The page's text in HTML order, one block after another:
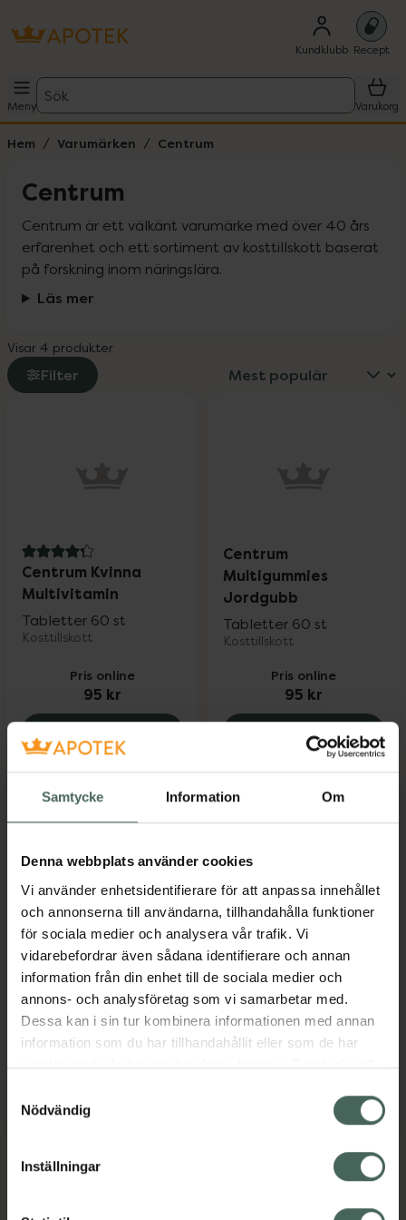
Samtycke Information Om
Denna webbplats använder cookies
Vi använder enhetsidentifierare för att anpassa innehållet
och annonserna till användarna, tillhandahålla funktioner
för sociala medier och analysera vår trafik. Vi
vidarebefordrar även sådana identifierare och annan
information från din enhet till de sociala medier och
annons- och analysföretag som vi samarbetar med.
Dessa kan i sin tur kombinera informationen med annan
information som du har tillhandahållit eller som de har
samlat in när du har använt deras tjänster. Samtycke till
återkalla ditt samtycke via webbplatsens
cookieinställningar. Ett återkallat samtycke påverkar inte
lagligheten av behandling som skett innan återkallelsen.
Nödvändig
Inställningar
Kundklubb Recept
Meny
Sök
Varukorg
Hem Varumärken Centrum
Centrum
Centrum är ett välkänt varumärke med över 40 års
erfarenhet och ett sortiment av kosttillskott baserat
på forskning inom näringslära.
Läs mer
Visar 4 produkter
Filter
4.3 av 5 i omdöme
Centrum Kvinna
Multivitamin
Tabletter 60 st
Kosttillskott
Pris online
95 kr
Centrum Kvinna Multivitamin, 95 kr.
Centrum
Multigummies
Jordgubb
Tabletter 60 st
Kosttillskott
Pris online
95 kr
Köp Centrum
4.7 av 5 i omdöme
Centrum Omega3
multivitamin
Tabletter 90 st
Kosttillskott
Pris online
169 kr
Köp Centrum Omega3 multivitamin, 169 kr.
Centrum Man
Multivitam
Tabletter 60 st
Kosttillskott
Pris online
95 kr
Centrum
Kronans Apotek finns här för dig. Du hittar oss från Skåne i